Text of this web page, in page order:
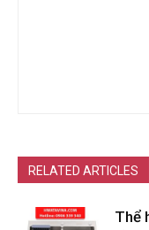
RELATED ARTICLES
Thể